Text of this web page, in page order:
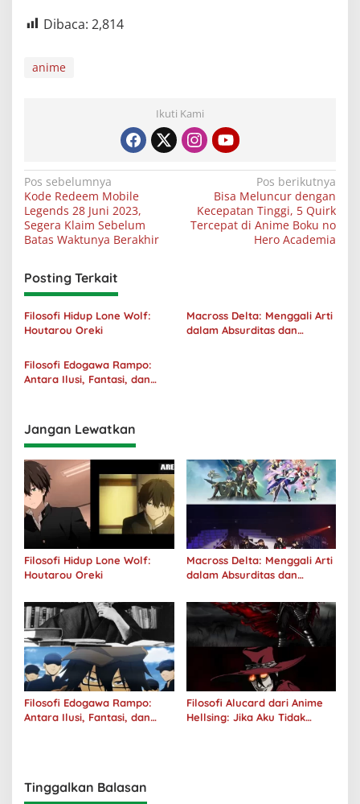
Dibaca: 2,814
anime
Ikuti Kami
Navigasi
pos
Pos sebelumnya
Kode Redeem Mobile
Legends 28 Juni 2023,
Segera Klaim Sebelum
Batas Waktunya Berakhir
Pos berikutnya
Bisa Meluncur dengan
Kecepatan Tinggi, 5 Quirk
Tercepat di Anime Boku no
Hero Academia
Posting Terkait
Filosofi Hidup Lone Wolf:
Houtarou Oreki
Macross Delta: Menggali Arti
dalam Absurditas dan
Filosofi Edogawa Rampo:
Antara Ilusi, Fantasi, dan
Jangan Lewatkan
Filosofi Hidup Lone Wolf:
Houtarou Oreki
Macross Delta: Menggali Arti
dalam Absurditas dan
Filosofi Edogawa Rampo:
Antara Ilusi, Fantasi, dan
Filosofi Alucard dari Anime
Hellsing: Jika Aku Tidak
Tinggalkan Balasan